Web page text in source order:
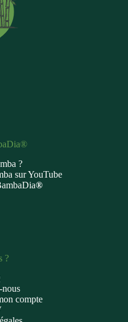
?
sur YouTube
®
?
nous
compte